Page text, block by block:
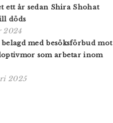
ett år sedan Shira Shohat
döds
2024
med besöksförbud mot
som arbetar inom
2025